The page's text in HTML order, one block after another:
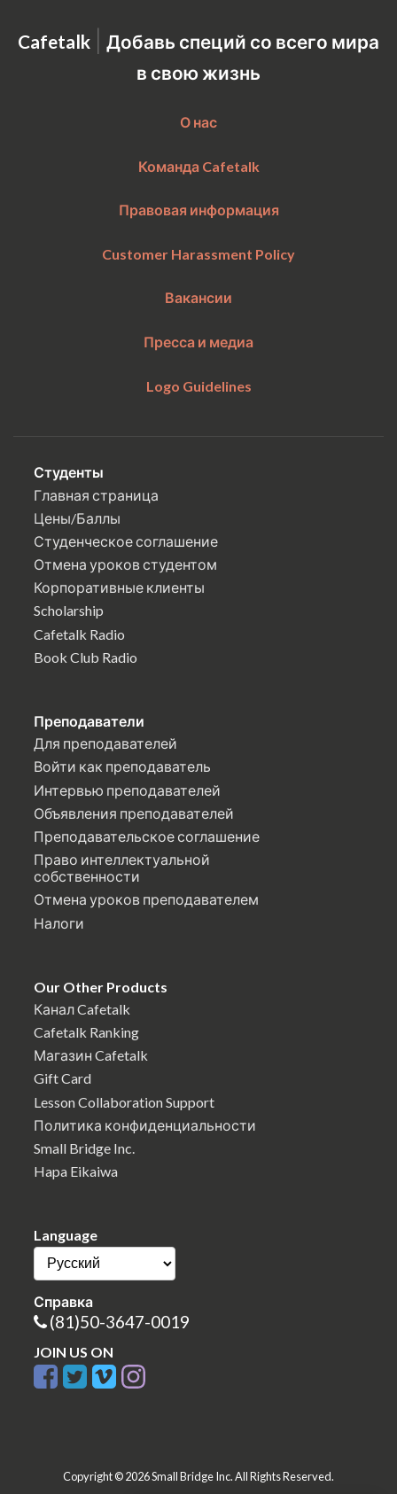
Cafetalk | Добавь специй со всего мира
в свою жизнь
О нас
Команда Cafetalk
Правовая информация
Customer Harassment Policy
Вакансии
Пресса и медиа
Logo Guidelines
Студенты
Главная страница
Цены/Баллы
Студенческое соглашение
Отмена уроков студентом
Корпоративные клиенты
Scholarship
Cafetalk Radio
Book Club Radio
Преподаватели
Для преподавателей
Войти как преподаватель
Интервью преподавателей
Объявления преподавателей
Преподавательское соглашение
Право интеллектуальной
собственности
Отмена уроков преподавателем
Налоги
Our Other Products
Канал Cafetalk
Cafetalk Ranking
Магазин Cafetalk
Gift Card
Lesson Collaboration Support
Политика конфиденциальности
Small Bridge Inc.
Hapa Eikaiwa
Language
Справка
(81)50-3647-0019
JOIN US ON
Copyright © 2026 Small Bridge Inc. All Rights Reserved.